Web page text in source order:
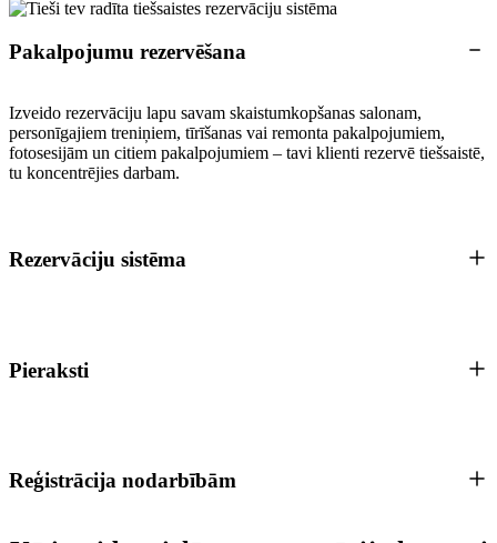
Pakalpojumu rezervēšana
Izveido rezervāciju lapu savam skaistumkopšanas salonam,
personīgajiem treniņiem, tīrīšanas vai remonta pakalpojumiem,
fotosesijām un citiem pakalpojumiem – tavi klienti rezervē tiešsaistē,
tu koncentrējies darbam.
Rezervāciju sistēma
Pieraksti
Reģistrācija nodarbībām